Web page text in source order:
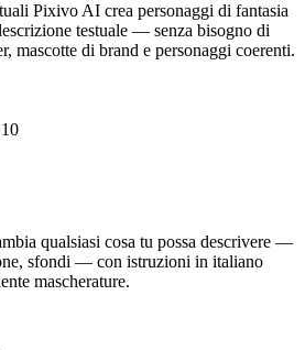
Pixivo AI crea personaggi di fantasia
testuale — senza bisogno di
mascotte di brand e personaggi coerenti.
10
qualsiasi cosa tu possa descrivere —
sfondi — con istruzioni in italiano
mascherature.